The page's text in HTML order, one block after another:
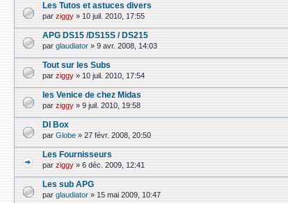
Les Tutos et astuces divers
par ziggy » 10 juil. 2010, 17:55
APG DS15 /DS15S / DS215
par glaudiator » 9 avr. 2008, 14:03
Tout sur les Subs
par ziggy » 10 juil. 2010, 17:54
les Venice de chez Midas
par ziggy » 9 juil. 2010, 19:58
DI Box
par Globe » 27 févr. 2008, 20:50
Les Fournisseurs
par ziggy » 6 déc. 2009, 12:41
Les sub APG
par glaudiator » 15 mai 2009, 10:47